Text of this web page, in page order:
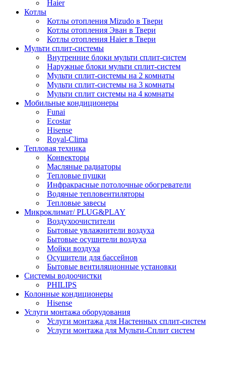
Haier
Котлы
Котлы отопления Mizudo в Твери
Котлы отопления Эван в Твери
Котлы отопления Haier в Твери
Мульти сплит-системы
Внутренние блоки мульти сплит-систем
Наружные блоки мульти сплит-систем
Мульти сплит-системы на 2 комнаты
Мульти сплит-системы на 3 комнаты
Мульти сплит системы на 4 комнаты
Мобильные кондиционеры
Funai
Ecostar
Hisense
Royal-Clima
Тепловая техника
Конвекторы
Масляные радиаторы
Тепловые пушки
Инфракрасные потолочные обогреватели
Водяные тепловентиляторы
Тепловые завесы
Микроклимат/ PLUG&PLAY
Воздухоочистители
Бытовые увлажнители воздуха
Бытовые осушители воздуха
Мойки воздуха
Осушители для бассейнов
Бытовые вентиляционные установки
Системы водоочистки
PHILIPS
Колонные кондиционеры
Hisense
Услуги монтажа оборудования
Услуги монтажа для Настенных сплит-систем
Услуги монтажа для Мульти-Сплит систем